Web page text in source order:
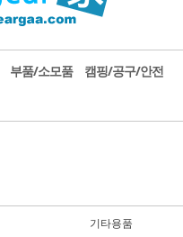
부품/소모품 캠핑/공구/안전
기타용품